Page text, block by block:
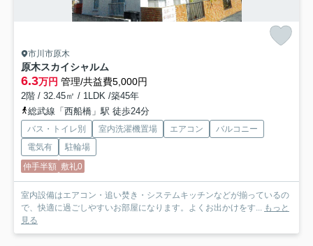
市川市原木
原木スカイシャルム
6.3万円 管理/共益費5,000円
2階 / 32.45㎡ / 1LDK /築45年
総武線「西船橋」駅 徒歩24分
バス・トイレ別 室内洗濯機置場 エアコン
バルコニー
電気有
駐輪場
仲手半額 敷礼0
室内設備はエアコン・追い焚き・システムキッチンなどが揃っているの
で、快適に過ごしやすいお部屋になります。よくお出かけをす... もっと
見る